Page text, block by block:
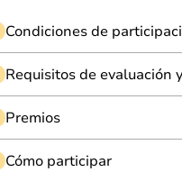
Condiciones de
Requisitos de evaluación
Premios
Cómo participar